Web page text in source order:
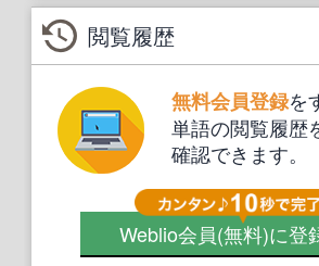
閲覧履歴
無料会員登録を
単語の閲覧履歴
確認できます。
Weblio会員(無料)に登